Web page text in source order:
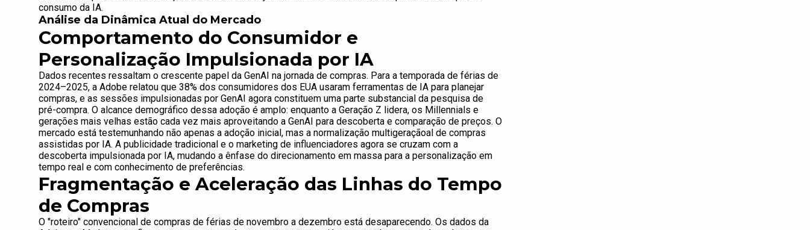
consumo da IA.
Análise da Dinâmica Atual do Mercado
Comportamento do Consumidor e
Personalização Impulsionada por IA
Dados recentes ressaltam o crescente papel da GenAI na jornada de compras. Para a temporada de férias de
2024–2025, a Adobe relatou que 38% dos consumidores dos EUA usaram ferramentas de IA para planejar
compras, e as sessões impulsionadas por GenAI agora constituem uma parte substancial da pesquisa de
pré-compra. O alcance demográfico dessa adoção é amplo: enquanto a Geração Z lidera, os Millennials e
gerações mais velhas estão cada vez mais aproveitando a GenAI para descoberta e comparação de preços. O
mercado está testemunhando não apenas a adoção inicial, mas a normalização multigeraçãoal de compras
assistidas por IA. A publicidade tradicional e o marketing de influenciadores agora se cruzam com a
descoberta impulsionada por IA, mudando a ênfase do direcionamento em massa para a personalização em
tempo real e com conhecimento de preferências.
Fragmentação e Aceleração das Linhas do Tempo
de Compras
O "roteiro" convencional de compras de férias de novembro a dezembro está desaparecendo. Os dados da